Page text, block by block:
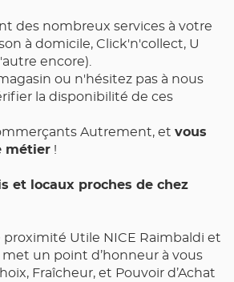
des nombreux services à votre
à domicile, Click'n'collect, U
encore).
ou n'hésitez pas à nous
la disponibilité de ces
Autrement, et vous
métier !
et locaux proches de chez
proximité Utile NICE Raimbaldi et
un point d’honneur à vous
Fraîcheur, et Pouvoir d’Achat